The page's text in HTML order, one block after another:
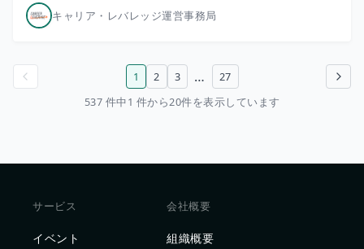
キャリア・レバレッジ運営事務局
次のページ
1 2 3 …
27
537 件中1 件から20件を表示しています
サービス
イベント
会社概要
組織概要